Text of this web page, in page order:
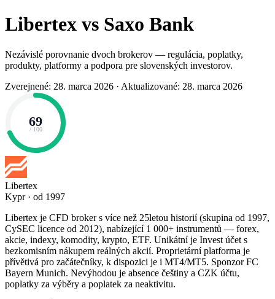
Libertex vs Saxo Bank
Nezávislé porovnanie dvoch brokerov — regulácia, poplatky,
produkty, platformy a podpora pre slovenských investorov.
Zverejnené: 28. marca 2026 · Aktualizované: 28. marca 2026
69
/ 100
Libertex
Kypr · od 1997
Libertex je CFD broker s více než 25letou historií (skupina od 1997,
CySEC licence od 2012), nabízející 1 000+ instrumentů — forex,
akcie, indexy, komodity, krypto, ETF. Unikátní je Invest účet s
bezkomisním nákupem reálných akcií. Proprietární platforma je
přívětivá pro začátečníky, k dispozici je i MT4/MT5. Sponzor FC
Bayern Munich. Nevýhodou je absence češtiny a CZK účtu,
poplatky za výběry a poplatek za neaktivitu.